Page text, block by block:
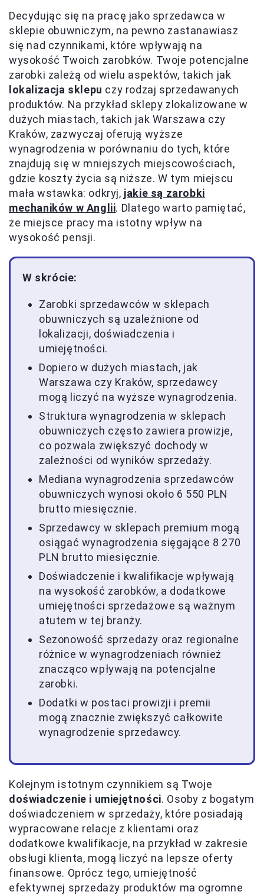
Decydując się na pracę jako sprzedawca w
sklepie obuwniczym, na pewno zastanawiasz
się nad czynnikami, które wpływają na
wysokość Twoich zarobków. Twoje potencjalne
zarobki zależą od wielu aspektów, takich jak
lokalizacja sklepu czy rodzaj sprzedawanych
produktów. Na przykład sklepy zlokalizowane w
dużych miastach, takich jak Warszawa czy
Kraków, zazwyczaj oferują wyższe
wynagrodzenia w porównaniu do tych, które
znajdują się w mniejszych miejscowościach,
gdzie koszty życia są niższe. W tym miejscu
mała wstawka: odkryj, jakie są zarobki
mechaników w Anglii. Dlatego warto pamiętać,
że miejsce pracy ma istotny wpływ na
wysokość pensji.
W skrócie:
Zarobki sprzedawców w sklepach
obuwniczych są uzależnione od
lokalizacji, doświadczenia i
umiejętności.
Dopiero w dużych miastach, jak
Warszawa czy Kraków, sprzedawcy
mogą liczyć na wyższe wynagrodzenia.
Struktura wynagrodzenia w sklepach
obuwniczych często zawiera prowizje,
co pozwala zwiększyć dochody w
zależności od wyników sprzedaży.
Mediana wynagrodzenia sprzedawców
obuwniczych wynosi około 6 550 PLN
brutto miesięcznie.
Sprzedawcy w sklepach premium mogą
osiągać wynagrodzenia sięgające 8 270
PLN brutto miesięcznie.
Doświadczenie i kwalifikacje wpływają
na wysokość zarobków, a dodatkowe
umiejętności sprzedażowe są ważnym
atutem w tej branży.
Sezonowość sprzedaży oraz regionalne
różnice w wynagrodzeniach również
znacząco wpływają na potencjalne
zarobki.
Dodatki w postaci prowizji i premii
mogą znacznie zwiększyć całkowite
wynagrodzenie sprzedawcy.
Kolejnym istotnym czynnikiem są Twoje
doświadczenie i umiejętności. Osoby z bogatym
doświadczeniem w sprzedaży, które posiadają
wypracowane relacje z klientami oraz
dodatkowe kwalifikacje, na przykład w zakresie
obsługi klienta, mogą liczyć na lepsze oferty
finansowe. Oprócz tego, umiejętność
efektywnej sprzedaży produktów ma ogromne